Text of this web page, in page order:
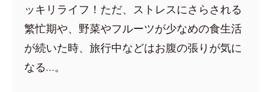
ッキリライフ！ただ、ストレスにさらされる
繁忙期や、野菜やフルーツが少なめの食生活
が続いた時、旅行中などはお腹の張りが気に
なる…。